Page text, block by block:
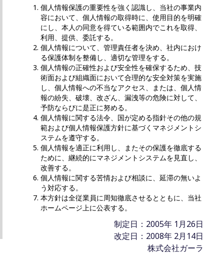
個人情報保護の重要性を強く認識し、当社の事業内
容において、個人情報の取得時に、使用目的を明確
にし、本人の同意を得ている範囲内でこれを取得、
利用、提供、委託する。
個人情報について、管理責任者を決め、社内におけ
る保護体制を整備し、適切な管理をする。
個人情報の正確性および安全性を確保するため、技
術面および組織面において合理的な安全対策を実施
し、個人情報への不当なアクセス、または、個人情
報の紛失、破壊、改ざん、漏洩等の危険に対して、
予防ならびに是正に努める。
個人情報に関する法令、国が定める指針その他の規
範および個人情報保護方針に基づくマネジメントシ
ステムを遵守する。
個人情報を適正に利用し、またその保護を徹底する
ために、継続的にマネジメントシステムを見直し、
改善する。
個人情報に関する苦情および相談に、延滞の無いよ
う対応する。
本方針は全従業員に周知徹底させるとともに、当社
ホームページ上に公表する。
制定日：2005年 1月26日
改定日：2008年 2月14日
株式会社ガーラ